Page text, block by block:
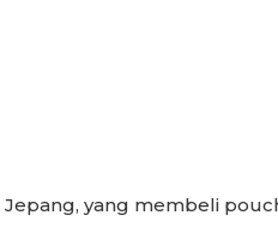
yang membeli